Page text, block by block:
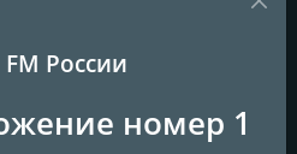
России
номер 1